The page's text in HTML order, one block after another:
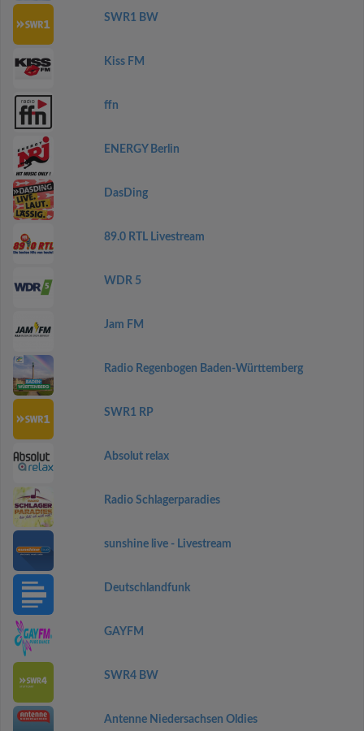
SWR1 BW
Kiss FM
ffn
ENERGY Berlin
DasDing
89.0 RTL Livestream
WDR 5
Jam FM
Radio Regenbogen Baden-Württemberg
SWR1 RP
Absolut relax
Radio Schlagerparadies
sunshine live - Livestream
Deutschlandfunk
GAYFM
SWR4 BW
Antenne Niedersachsen Oldies